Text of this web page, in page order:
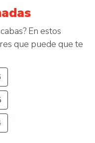
En estos
que puede que te